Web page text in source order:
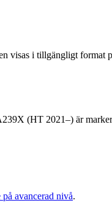
visas i tillgängligt format
(HT 2021–) är
avancerad nivå.